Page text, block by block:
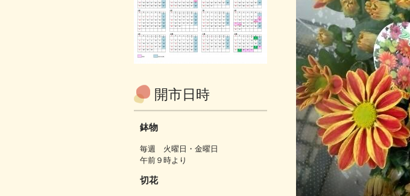
開市日時
鉢物
毎週 火曜日・金曜日
午前９時より
切花